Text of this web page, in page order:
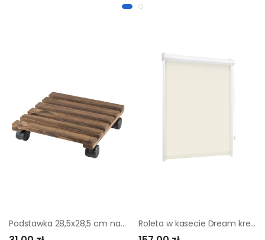
Podstawka 28,5x28,5 cm na kółkach drewniana brązowa Roleta w kasecie Dream kremowy 88.5 x 150 cm prawa